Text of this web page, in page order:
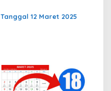
Tanggal 12 Maret 2025